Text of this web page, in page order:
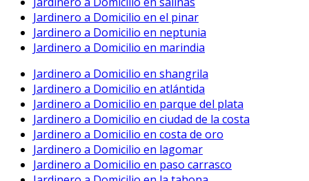
Jardinero a Domicilio en el pinar
Jardinero a Domicilio en neptunia
Jardinero a Domicilio en marindia
Jardinero a Domicilio en shangrila
Jardinero a Domicilio en atlántida
Jardinero a Domicilio en parque del plata
Jardinero a Domicilio en ciudad de la costa
Jardinero a Domicilio en costa de oro
Jardinero a Domicilio en lagomar
Jardinero a Domicilio en paso carrasco